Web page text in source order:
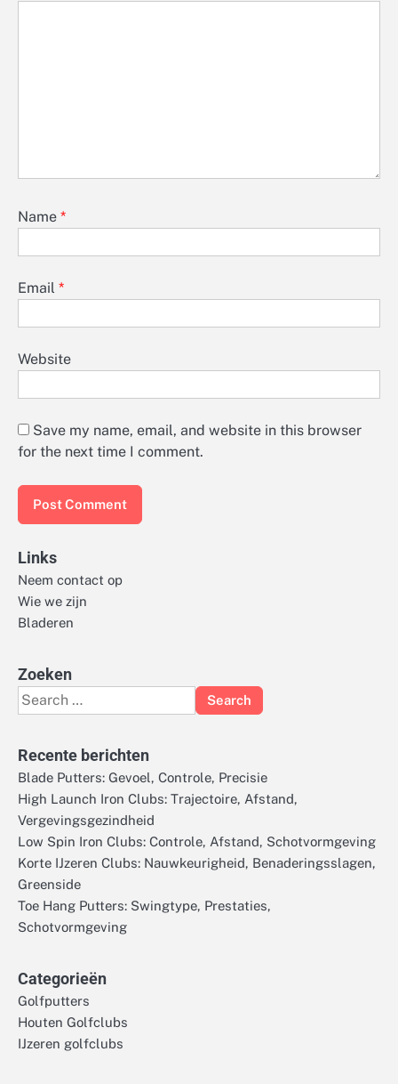
Name *
Email *
Website
Save my name, email, and website in this browser
for the next time I comment.
Links
Neem contact op
Wie we zijn
Bladeren
Zoeken
Search
for:
Recente berichten
Blade Putters: Gevoel, Controle, Precisie
High Launch Iron Clubs: Trajectoire, Afstand,
Vergevingsgezindheid
Low Spin Iron Clubs: Controle, Afstand, Schotvormgeving
Korte IJzeren Clubs: Nauwkeurigheid, Benaderingsslagen,
Greenside
Toe Hang Putters: Swingtype, Prestaties,
Schotvormgeving
Categorieën
Golfputters
Houten Golfclubs
IJzeren golfclubs